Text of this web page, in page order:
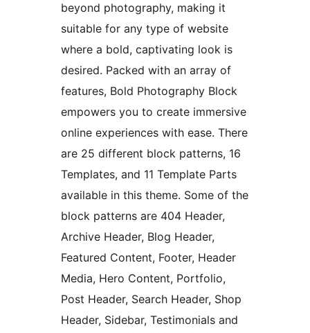
beyond photography, making it
suitable for any type of website
where a bold, captivating look is
desired. Packed with an array of
features, Bold Photography Block
empowers you to create immersive
online experiences with ease. There
are 25 different block patterns, 16
Templates, and 11 Template Parts
available in this theme. Some of the
block patterns are 404 Header,
Archive Header, Blog Header,
Featured Content, Footer, Header
Media, Hero Content, Portfolio,
Post Header, Search Header, Shop
Header, Sidebar, Testimonials and